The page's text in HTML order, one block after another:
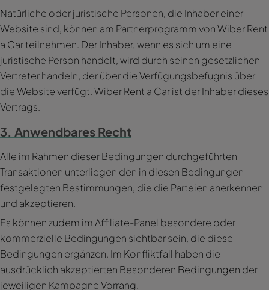
Natürliche oder juristische Personen, die Inhaber einer
Website sind, können am Partnerprogramm von Wiber Rent
a Car teilnehmen. Der Inhaber, wenn es sich um eine
juristische Person handelt, wird durch seinen gesetzlichen
Vertreter handeln, der über die Verfügungsbefugnis über
die Website verfügt. Wiber Rent a Car ist der Inhaber dieses
Vertrags.
3. Anwendbares Recht
Alle im Rahmen dieser Bedingungen durchgeführten
Transaktionen unterliegen den in diesen Bedingungen
festgelegten Bestimmungen, die die Parteien anerkennen
und akzeptieren.
Es können zudem im Affiliate-Panel besondere oder
kommerzielle Bedingungen sichtbar sein, die diese
Bedingungen ergänzen. Im Konfliktfall haben die
ausdrücklich akzeptierten Besonderen Bedingungen der
jeweiligen Kampagne Vorrang.